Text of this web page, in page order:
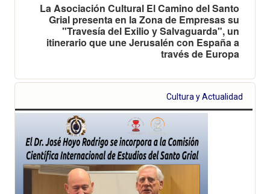
La Asociación Cultural El Camino del Santo
Grial presenta en la Zona de Empresas su
"Travesía del Exilio y Salvaguarda", un
itinerario que une Jerusalén con España a
través de Europa
Cultura y Actualidad